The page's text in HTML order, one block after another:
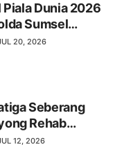
Piala Dunia 2026
Sumsel
Meriah, Pererat
20, 2026
Seberang
Rehab
Beton
12, 2026